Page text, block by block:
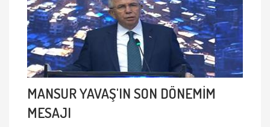
MANSUR YAVAŞ'IN SON DÖNEMİM
MESAJI